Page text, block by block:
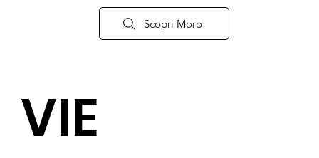
Scopri Moro
VIE